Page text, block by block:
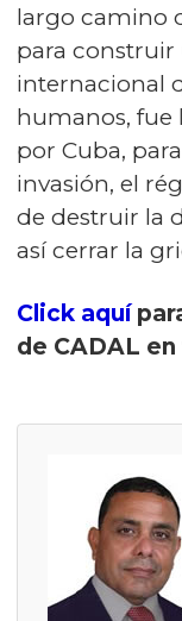
largo camino
para
internacional
humanos, fue
por Cuba,
invasión, el
de destruir la
así cerrar la
Click aquí
de CADAL